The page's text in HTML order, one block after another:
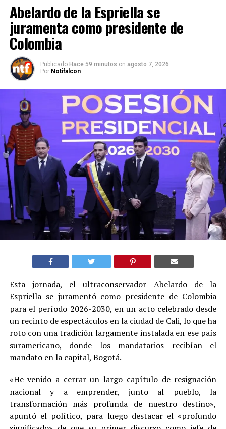
Abelardo de la Espriella se
juramenta como presidente de
Colombia
Publicado Hace 59 minutos on agosto 7, 2026
Por Notifalcon
Esta jornada, el ultraconservador Abelardo de la
Espriella se juramentó como presidente de Colombia
para el período 2026-2030, en un acto celebrado desde
un recinto de espectáculos en la ciudad de Cali, lo que ha
roto con una tradición largamente instalada en ese país
suramericano, donde los mandatarios recibían el
mandato en la capital, Bogotá.
«He venido a cerrar un largo capítulo de resignación
nacional y a emprender, junto al pueblo, la
transformación más profunda de nuestro destino»,
apuntó el político, para luego destacar el «profundo